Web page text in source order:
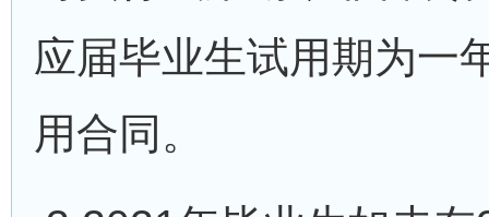
应届毕业生试用期为一
用合同。